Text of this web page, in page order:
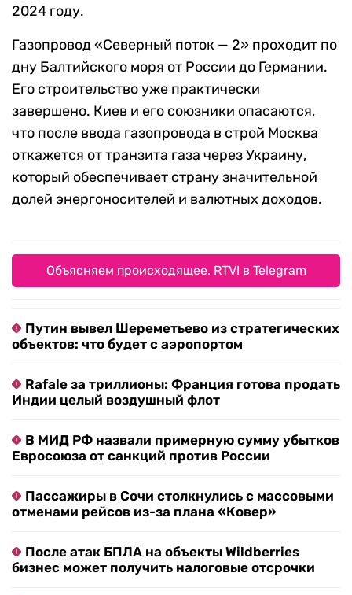
2024 году.
Газопровод «Северный поток — 2» проходит по
дну Балтийского моря от России до Германии.
Его строительство уже практически
завершено. Киев и его союзники опасаются,
что после ввода газопровода в строй Москва
откажется от транзита газа через Украину,
который обеспечивает страну значительной
долей энергоносителей и валютных доходов.
Объясняем происходящее. RTVI в Telegram
Путин вывел Шереметьево из стратегических
объектов: что будет с аэропортом
Rafale за триллионы: Франция готова продать
Индии целый воздушный флот
В МИД РФ назвали примерную сумму убытков
Евросоюза от санкций против России
Пассажиры в Сочи столкнулись с массовыми
отменами рейсов из-за плана «Ковер»
После атак БПЛА на объекты Wildberries
бизнес может получить налоговые отсрочки